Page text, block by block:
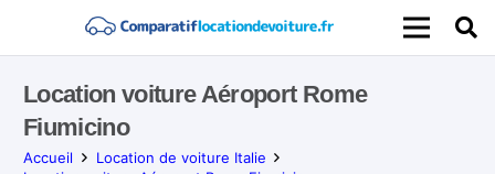
Location voiture Aéroport Rome
Fiumicino
Accueil
Location de voiture Italie